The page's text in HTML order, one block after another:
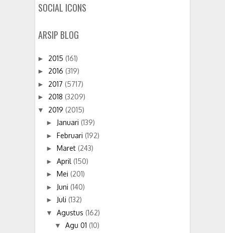
SOCIAL ICONS
ARSIP BLOG
► 2015 (161)
► 2016 (319)
► 2017 (5717)
► 2018 (3209)
▼ 2019 (2015)
► Januari (139)
► Februari (192)
► Maret (243)
► April (150)
► Mei (201)
► Juni (140)
► Juli (132)
▼ Agustus (162)
▼ Agu 01 (10)